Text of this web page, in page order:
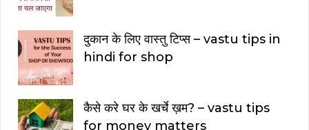
दुकान के लिए वास्तु टिप्स – vastu tips in
hindi for shop
कैसे करे घर के खर्चे ख़म? – vastu tips
for money matters